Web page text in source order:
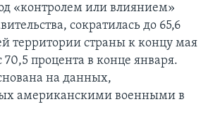
«контролем или влиянием»
сократилась до 65,6
территории страны к концу мая
процента в конце января.
на данных,
американскими военными в